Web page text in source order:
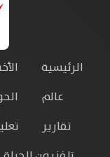
الرئيسية
عالم
تقارير